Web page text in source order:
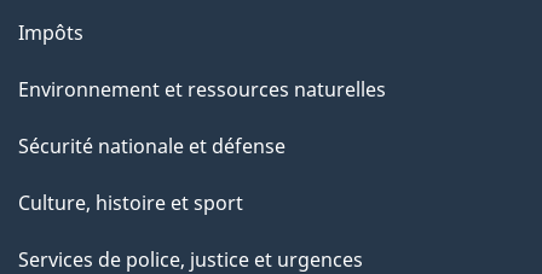
Impôts
Environnement et ressources naturelles
Sécurité nationale et défense
Culture, histoire et sport
Services de police, justice et urgences